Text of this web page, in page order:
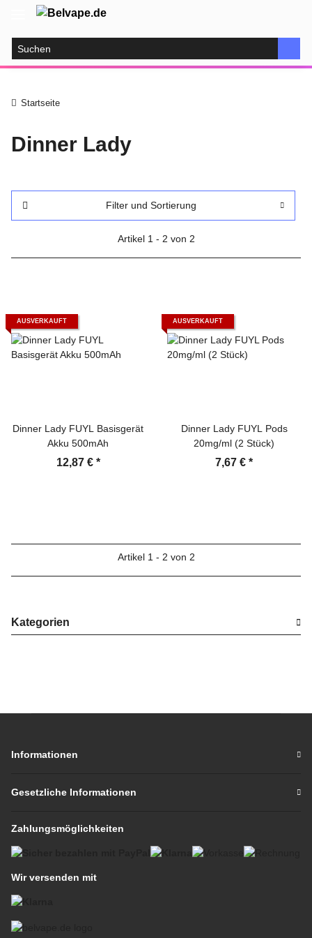
Startseite
Dinner Lady
Filter und Sortierung
Artikel 1 - 2 von 2
AUSVERKAUFT
Dinner Lady FUYL Basisgerät
Akku 500mAh
12,87 € *
AUSVERKAUFT
Dinner Lady FUYL Pods
20mg/ml (2 Stück)
7,67 € *
Artikel 1 - 2 von 2
Kategorien
Informationen
Gesetzliche Informationen
Zahlungsmöglichkeiten
Wir versenden mit